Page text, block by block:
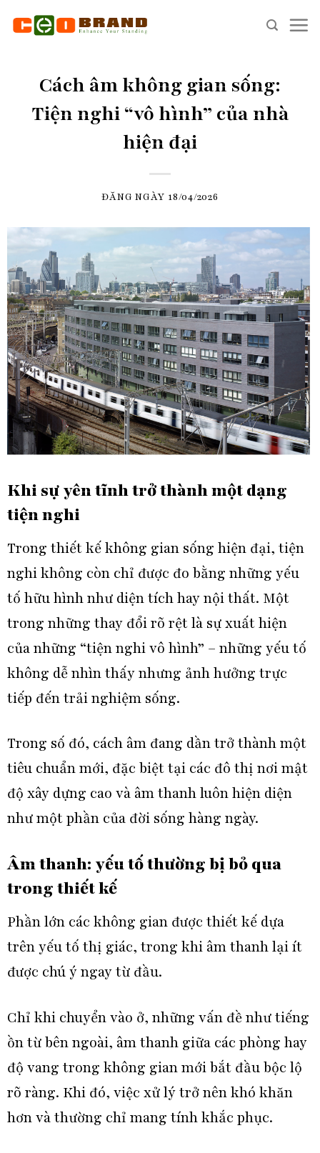
Cách âm không gian sống:
Tiện nghi “vô hình” của nhà
hiện đại
ĐĂNG NGÀY 18/04/2026
Khi sự yên tĩnh trở thành một dạng
tiện nghi
Trong thiết kế không gian sống hiện đại, tiện
nghi không còn chỉ được đo bằng những yếu
tố hữu hình như diện tích hay nội thất. Một
trong những thay đổi rõ rệt là sự xuất hiện
của những “tiện nghi vô hình” – những yếu tố
không dễ nhìn thấy nhưng ảnh hưởng trực
tiếp đến trải nghiệm sống.
Trong số đó, cách âm đang dần trở thành một
tiêu chuẩn mới, đặc biệt tại các đô thị nơi mật
độ xây dựng cao và âm thanh luôn hiện diện
như một phần của đời sống hàng ngày.
Âm thanh: yếu tố thường bị bỏ qua
trong thiết kế
Phần lớn các không gian được thiết kế dựa
trên yếu tố thị giác, trong khi âm thanh lại ít
được chú ý ngay từ đầu.
Chỉ khi chuyển vào ở, những vấn đề như tiếng
ồn từ bên ngoài, âm thanh giữa các phòng hay
độ vang trong không gian mới bắt đầu bộc lộ
rõ ràng. Khi đó, việc xử lý trở nên khó khăn
hơn và thường chỉ mang tính khắc phục.